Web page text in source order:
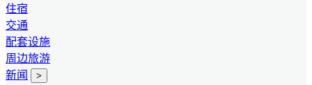
住宿
交通
配套设施
周边旅游
新闻
>